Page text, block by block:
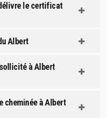
le certificat
Albert
à Albert
cheminée à Albert